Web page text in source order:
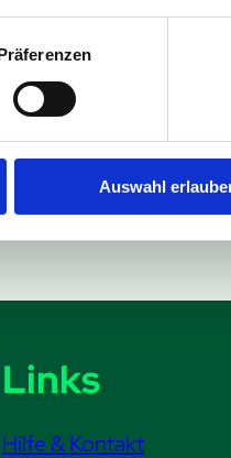
Auswahl
Links
Hilfe & Kontakt